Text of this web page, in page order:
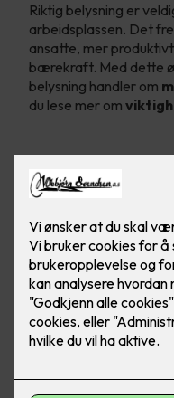
Riktig belysning er
arbeidsplassen. Det
ansatte, mer
bærekraft. Med dette
belysning handler om
du lese mer om